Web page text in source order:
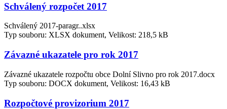
Schválený rozpočet 2017
Schválený 2017-paragr..xlsx
Typ souboru: XLSX dokument, Velikost: 218,5 kB
Závazné ukazatele pro rok 2017
Závazné ukazatele rozpočtu obce Dolní Slivno pro rok 2017.docx
Typ souboru: DOCX dokument, Velikost: 16,43 kB
Rozpočtové provizorium 2017